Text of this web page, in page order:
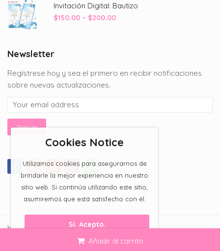
Añadir al carrito
through
$200.00
Invitación Digital: Bautizo
$150.00 – $200.00Price
Newsletter
Regístrese hoy y sea el primero en recibir notificaciones
sobre nuevas actualizaciones.
Hi Candy Bar 2023 All Rights Reserved.
Cookies Notice
Utilizamos cookies para asegurarnos de
brindarle la mejor experiencia en nuestro
sitio web. Si continúa utilizando este sitio,
asumiremos que está satisfecho con él.
Si. Acepto.